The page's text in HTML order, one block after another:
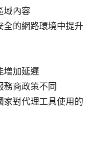
域內容
全的網路環境中提升
增加延遲
務商政策不同
家對代理工具使用的